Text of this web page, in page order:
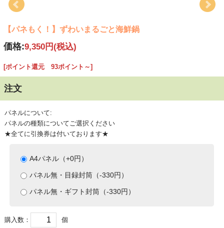
【パネもく！】ずわいまるごと海鮮鍋
価格:9,350円(税込)
[ポイント還元 93ポイント～]
注文
パネルについて:
パネルの種類についてご選択ください
★全てに引換券は付いております★
A4パネル（+0円）
パネル無・目録封筒（-330円）
パネル無・ギフト封筒（-330円）
購入数： 個